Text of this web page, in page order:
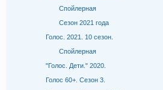
Спойлерная
Сезон 2021 года
Голос. 2021. 10 сезон.
Спойлерная
"Голос. Дети." 2020.
Голос 60+. Cезон 3.